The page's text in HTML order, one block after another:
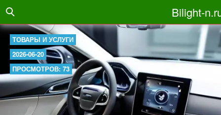
Bilight-
ТОВАРЫ И УСЛУГИ
2026-06-20
ПРОСМОТРОВ: 73